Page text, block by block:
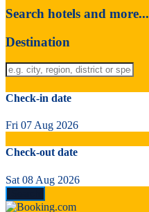
Search hotels and more...
Destination
Check-in date
Fri 07 Aug 2026
Check-out date
Sat 08 Aug 2026